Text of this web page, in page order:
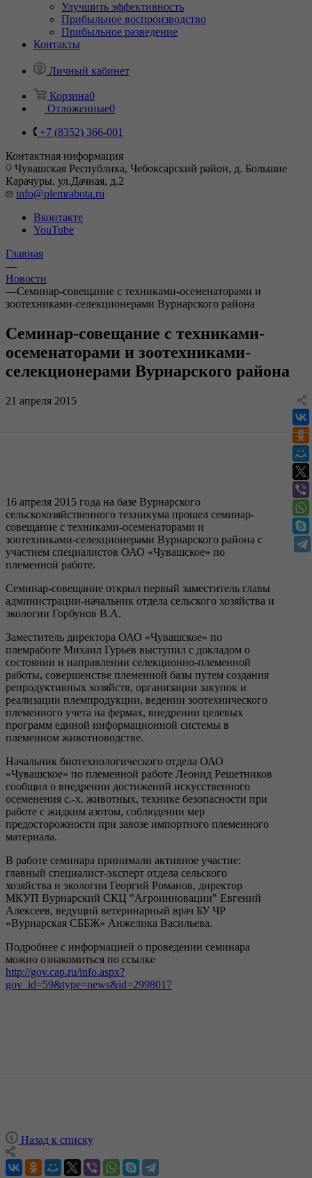
Улучшить эффективность
Прибыльное воспроизводство
Прибыльное разведение
Контакты
Личный кабинет
Корзина0
Отложенные0
+7 (8352) 366-001
Контактная информация
Чувашская Республика, Чебоксарский район, д. Большие
Карачуры, ул.Дачная, д.2
info@plemrabota.ru
Вконтакте
YouTube
Главная
—
Новости
—Cеминар-совещание с техниками-осеменаторами и
зоотехниками-селекционерами Вурнарского района
Cеминар-совещание с техниками-
осеменаторами и зоотехниками-
селекционерами Вурнарского района
21 апреля 2015
16 апреля 2015 года на базе Вурнарского
сельскохозяйственного техникума прошел семинар-
совещание с техниками-осеменаторами и
зоотехниками-селекционерами Вурнарского района с
участием специалистов ОАО «Чувашское» по
племенной работе.
Семинар-совещание открыл первый заместитель главы
администрации-начальник отдела сельского хозяйства и
экологии Горбунов В.А.
Заместитель директора ОАО «Чувашское» по
племработе Михаил Гурьев выступил с докладом о
состоянии и направлении селекционно-племенной
работы, совершенстве племенной базы путем создания
репродуктивных хозяйств, организации закупок и
реализации племпродукции, ведении зоотехнического
племенного учета на фермах, внедрении целевых
программ единой информационной системы в
племенном животноводстве.
Начальник биотехнологического отдела ОАО
«Чувашское» по племенной работе Леонид Решетников
сообщил о внедрении достижений искусственного
осеменения с.-х. животных, технике безопасности при
работе с жидким азотом, соблюдении мер
предосторожности при завозе импортного племенного
материала.
В работе семинара принимали активное участие:
главный специалист-эксперт отдела сельского
хозяйства и экологии Георгий Романов, директор
МКУП Вурнарский СКЦ "Агроинновации" Евгений
Алексеев, ведущий ветеринарный врач БУ ЧР
«Вурнарская СББЖ» Анжелика Васильева.
Подробнее с информацией о проведении семинара
можно ознакомиться по ссылке
http://gov.cap.ru/info.aspx?
gov_id=59&type=news&id=2998017
Назад к списку